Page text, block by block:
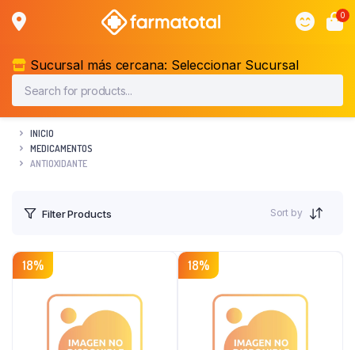
0
Sucursal más cercana: Seleccionar Sucursal
INICIO
MEDICAMENTOS
ANTIOXIDANTE
Filter Products Sort by
18% 18%